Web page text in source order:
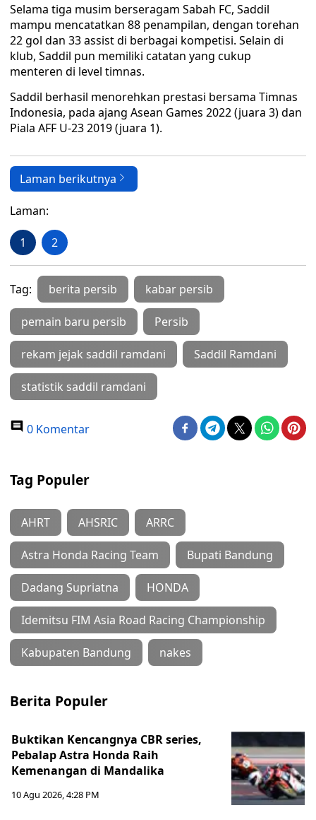
Selama tiga musim berseragam Sabah FC, Saddil
mampu mencatatkan 88 penampilan, dengan torehan
22 gol dan 33 assist di berbagai kompetisi. Selain di
klub, Saddil pun memiliki catatan yang cukup
menteren di level timnas.
Saddil berhasil menorehkan prestasi bersama Timnas
Indonesia, pada ajang Asean Games 2022 (juara 3) dan
Piala AFF U-23 2019 (juara 1).
Laman berikutnya
Laman:
1 2
Tag: berita persib kabar persib
pemain baru persib Persib
rekam jejak saddil ramdani Saddil Ramdani
statistik saddil ramdani
0 Komentar
Tag Populer
AHRT AHSRIC ARRC
Astra Honda Racing Team Bupati Bandung
Dadang Supriatna HONDA
Idemitsu FIM Asia Road Racing Championship
Kabupaten Bandung nakes
Berita Populer
Buktikan Kencangnya CBR series,
Pebalap Astra Honda Raih
Kemenangan di Mandalika
10 Agu 2026, 4:28 PM